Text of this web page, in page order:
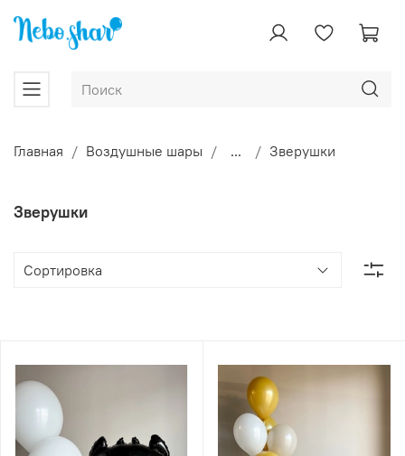
Главная Воздушные шары ... Зверушки
Зверушки